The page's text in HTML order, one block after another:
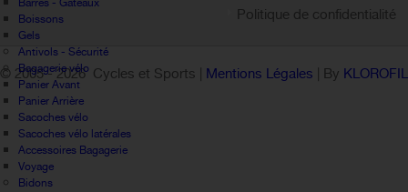
Barres - Gateaux
Boissons
Gels
Antivols - Sécurité
Bagagerie vélo
Panier Avant
Panier Arrière
Sacoches vélo
Sacoches vélo latérales
Accessoires Bagagerie
Voyage
Bidons
Politique de confidentialité
© 2005 -2026 Cycles et Sports | Mentions Légales | By